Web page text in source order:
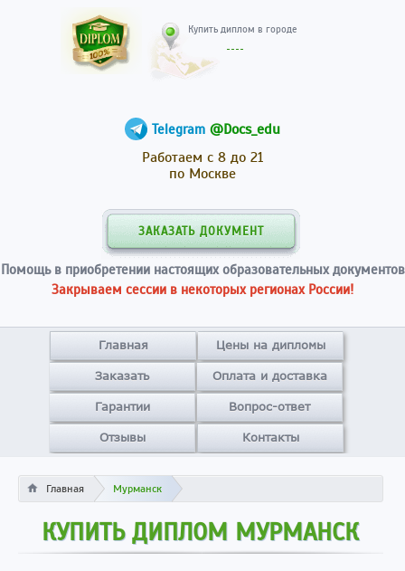
Telegram @Docs_edu
Работаем с 8 до 21
по Москве
ЗАКАЗАТЬ ДОКУМЕНТ
Помощь в приобретении настоящих образовательных документов
Закрываем сессии в некоторых регионах России!
Главная Цены на дипломы
Заказать Оплата и доставка
Гарантии Вопрос-ответ
Отзывы Контакты
Главная Мурманск
КУПИТЬ ДИПЛОМ МУРМАНСК